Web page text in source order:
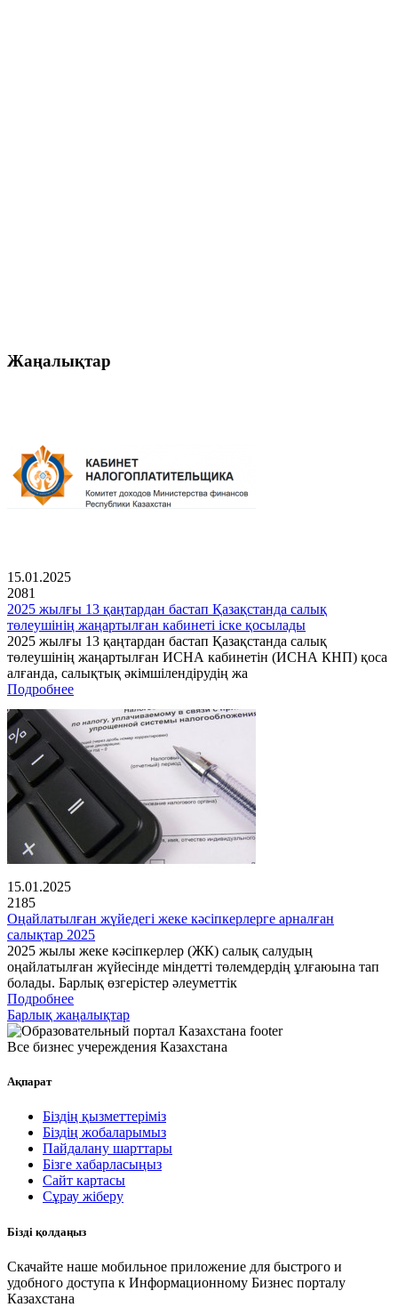
Жаңалықтар
15.01.2025
2081
2025 жылғы 13 қаңтардан бастап Қазақстанда салық
төлеушінің жаңартылған кабинеті іске қосылады
2025 жылғы 13 қаңтардан бастап Қазақстанда салық
төлеушінің жаңартылған ИСНА кабинетін (ИСНА КНП) қоса
алғанда, салықтық әкімшілендірудің жа
Подробнее
15.01.2025
2185
Оңайлатылған жүйедегі жеке кәсіпкерлерге арналған
салықтар 2025
2025 жылы жеке кәсіпкерлер (ЖК) салық салудың
оңайлатылған жүйесінде міндетті төлемдердің ұлғаюына тап
болады. Барлық өзгерістер әлеуметтік
Подробнее
Барлық жаңалықтар
Все бизнес учереждения Казахстана
Ақпарат
Біздің қызметтеріміз
Біздің жобаларымыз
Пайдалану шарттары
Бізге хабарласыңыз
Сайт картасы
Сұрау жіберу
Бізді қолдаңыз
Скачайте наше мобильное приложение для быстрого и
удобного доступа к Информационному Бизнес порталу
Казахстана